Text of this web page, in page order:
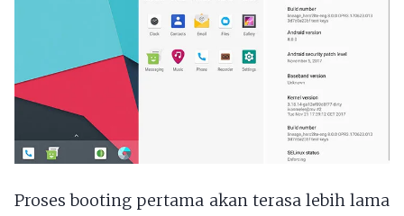
Proses booting pertama akan terasa lebih lama